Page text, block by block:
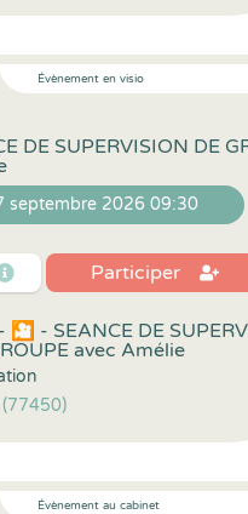
Évènement en visio
DE SUPERVISION DE
septembre 2026 09:30
Participer
🎦 - SEANCE DE
avec Amélie
(77450)
Évènement au cabinet